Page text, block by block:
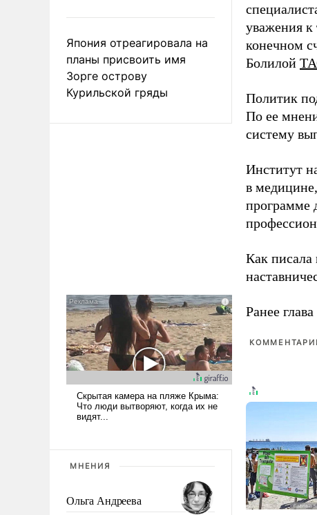
Япония отреагировала на
планы присвоить имя
Зорге острову
Курильской гряды
МНЕНИЯ
Ольга Андреева
уважения к
конечном
Болилой
Политик
По ее
систему
Институт
в
программе
Как
Ранее глава